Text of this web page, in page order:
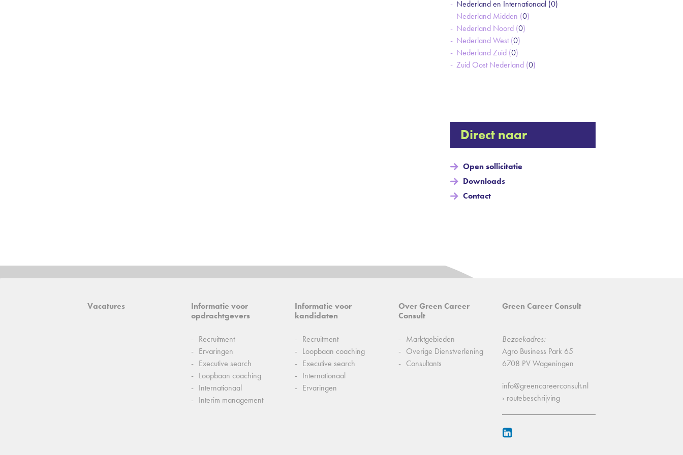
Nederland en Internationaal (0)
Nederland Midden (0)
Nederland Noord (0)
Nederland West (0)
Nederland Zuid (0)
Zuid Oost Nederland (0)
Direct naar
Open sollicitatie
Downloads
Contact
Vacatures
Informatie voor
opdrachtgevers
Recruitment
Ervaringen
Executive search
Loopbaan coaching
Internationaal
Interim management
Informatie voor
kandidaten
Recruitment
Loopbaan coaching
Executive search
Internationaal
Ervaringen
Over Green Career
Consult
Marktgebieden
Overige Dienstverlening
Consultants
Green Career Consult
Bezoekadres:
Agro Business Park 65
6708 PV Wageningen
info@greencareerconsult.nl
› routebeschrijving